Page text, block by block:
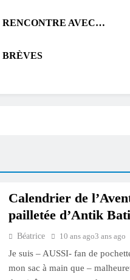
RENCONTRE AVEC…
BRÈVES
Calendrier de
pailletée d’Antik
Béatrice 10 ans ago3 ans ago
Je suis – AUSSI- fan de
mon sac à main que –